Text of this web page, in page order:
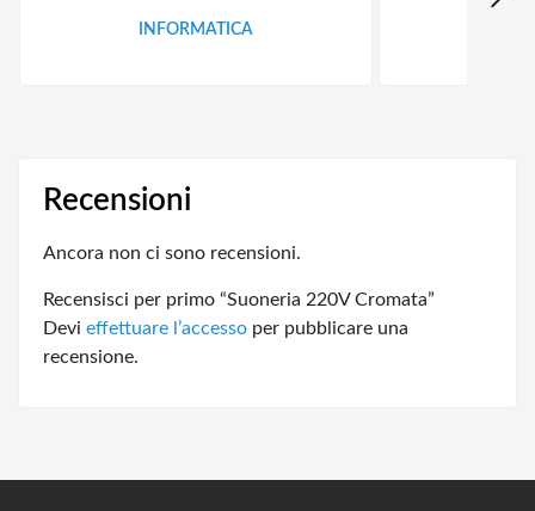
INFORMATICA
Recensioni
Ancora non ci sono recensioni.
Recensisci per primo “Suoneria 220V Cromata”
Devi effettuare l’accesso per pubblicare una
recensione.